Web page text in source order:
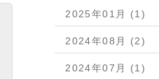
2025年01月 (1)
2024年08月 (2)
2024年07月 (1)